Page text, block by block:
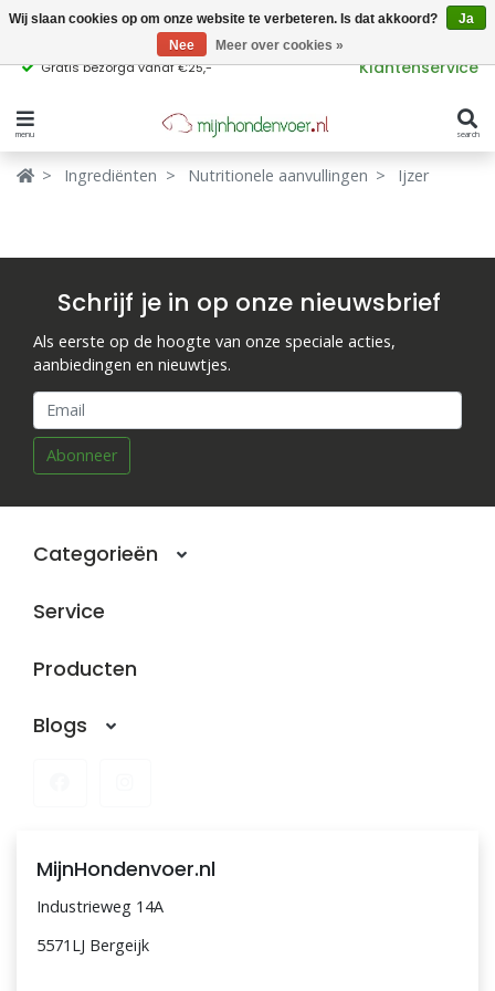
Gratis bezorgd vanaf €25,- Klantenservice
menu search
Verbergen
Hondenvoer
Kattenvoer
Supplementen
Snacks
Verbergen
Populaire
producttags
glutenvrij hondenvoer graanvrij hondenvoer
Ingrediënten Nutritionele aanvullingen Ijzer
Schrijf je in op onze nieuwsbrief
Als eerste op de hoogte van onze speciale acties,
aanbiedingen en nieuwtjes.
Abonneer
Categorieën
Service
Producten
Blogs
MijnHondenvoer.nl
Industrieweg 14A
5571LJ Bergeijk
Wij slaan cookies op om onze website te verbeteren. Is dat akkoord?
Ja
Nee
Meer over cookies »